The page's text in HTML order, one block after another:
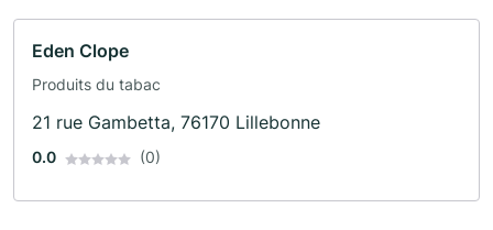
Eden Clope
Produits du tabac
21 rue Gambetta, 76170 Lillebonne
0.0 (0)